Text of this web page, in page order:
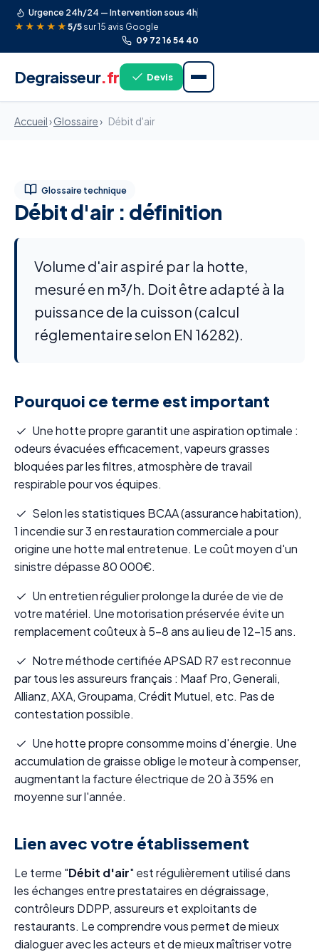
Urgence 24h/24 — Intervention sous 4h
★★★★★ 5/5 sur 15 avis Google
09 72 16 54 40
Degraisseur.fr Devis
Accueil›Glossaire› Débit d'air
Glossaire technique
Débit d'air : définition
Volume d'air aspiré par la hotte,
mesuré en m³/h. Doit être adapté à la
puissance de la cuisson (calcul
réglementaire selon EN 16282).
Pourquoi ce terme est important
Une hotte propre garantit une aspiration optimale :
odeurs évacuées efficacement, vapeurs grasses
bloquées par les filtres, atmosphère de travail
respirable pour vos équipes.
Selon les statistiques BCAA (assurance habitation),
1 incendie sur 3 en restauration commerciale a pour
origine une hotte mal entretenue. Le coût moyen d'un
sinistre dépasse 80 000€.
Un entretien régulier prolonge la durée de vie de
votre matériel. Une motorisation préservée évite un
remplacement coûteux à 5-8 ans au lieu de 12-15 ans.
Notre méthode certifiée APSAD R7 est reconnue
par tous les assureurs français : Maaf Pro, Generali,
Allianz, AXA, Groupama, Crédit Mutuel, etc. Pas de
contestation possible.
Une hotte propre consomme moins d'énergie. Une
accumulation de graisse oblige le moteur à compenser,
augmentant la facture électrique de 20 à 35% en
moyenne sur l'année.
Lien avec votre établissement
Le terme "Débit d'air" est régulièrement utilisé dans
les échanges entre prestataires en dégraissage,
contrôleurs DDPP, assureurs et exploitants de
restaurants. Le comprendre vous permet de mieux
dialoguer avec les acteurs et de mieux maîtriser votre